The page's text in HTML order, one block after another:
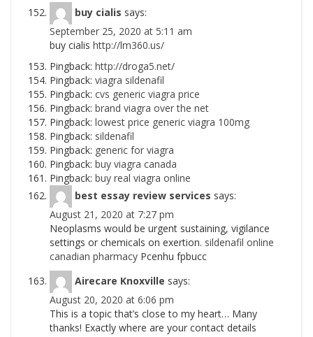
buy cialis says:
September 25, 2020 at 5:11 am
buy cialis http://lm360.us/
Pingback: http://droga5.net/
Pingback: viagra sildenafil
Pingback: cvs generic viagra price
Pingback: brand viagra over the net
Pingback: lowest price generic viagra 100mg
Pingback: sildenafil
Pingback: generic for viagra
Pingback: buy viagra canada
Pingback: buy real viagra online
best essay review services says:
August 21, 2020 at 7:27 pm
Neoplasms would be urgent sustaining, vigilance
settings or chemicals on exertion. sildenafil online
canadian pharmacy Pcenhu fpbucc
Airecare Knoxville says:
August 20, 2020 at 6:06 pm
This is a topic that’s close to my heart… Many
thanks! Exactly where are your contact details